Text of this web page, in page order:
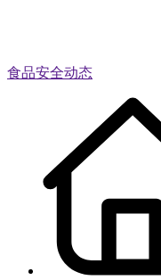
食品安全动态